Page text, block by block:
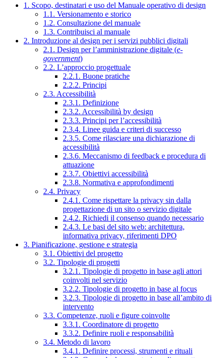
1. Scopo, destinatari e uso del Manuale operativo di design
1.1. Versionamento e storico
1.2. Consultazione del manuale
1.3. Contribuisci al manuale
2. Introduzione al design per i servizi pubblici digitali
2.1. Design per l’amministrazione digitale (e-
government)
2.2. L’approccio progettuale
2.2.1. Buone pratiche
2.2.2. Principi
2.3. Accessibilità
2.3.1. Definizione
2.3.2. Accessibilità by design
2.3.3. Principi per l’accessibilità
2.3.4. Linee guida e criteri di successo
2.3.5. Come rilasciare una dichiarazione di
accessibilità
2.3.6. Meccanismo di feedback e procedura di
attuazione
2.3.7. Obiettivi accessibilità
2.3.8. Normativa e approfondimenti
2.4. Privacy
2.4.1. Come rispettare la privacy sin dalla
progettazione di un sito o servizio digitale
2.4.2. Richiedi il consenso quando necessario
2.4.3. Le basi del sito web: architettura,
informativa privacy, riferimenti DPO
3. Pianificazione, gestione e strategia
3.1. Obiettivi del progetto
3.2. Tipologie di progetti
3.2.1. Tipologie di progetto in base agli attori
coinvolti nel servizio
3.2.2. Tipologie di progetto in base al focus
3.2.3. Tipologie di progetto in base all’ambito di
intervento
3.3. Competenze, ruoli e figure coinvolte
3.3.1. Coordinatore di progetto
3.3.2. Definire ruoli e responsabilità
3.4. Metodo di lavoro
3.4.1. Definire processi, strumenti e rituali